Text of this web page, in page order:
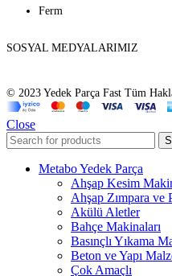
Ferm
SOSYAL MEDYALARIMIZ
© 2023 Yedek Parça Fast Tüm
Close
Metabo Yedek Parça
Ahşap Kesim
Ahşap Zımpara ve
Akülü Aletler
Bahçe Makinaları
Basınçlı Yıkama
Beton ve Yapı
Çok Amaçlı